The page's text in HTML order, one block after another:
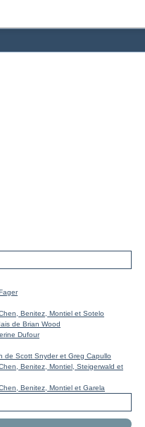
Benitez, Montiel et Sotelo
de Brian Wood
Dufour
de Scott Snyder et Greg Capullo
Benitez, Montiel, Steigerwald et
Benitez, Montiel et Garela